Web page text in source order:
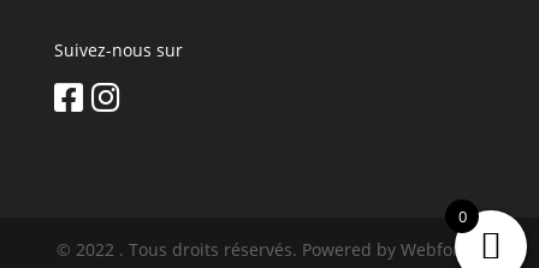
Suivez-nous sur
© 2022 . Tous droits réservés. Powered by Webforce.
0